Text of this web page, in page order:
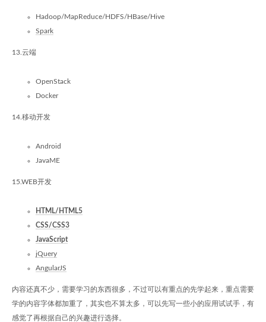
Hadoop/MapReduce/HDFS/HBase/Hive
Spark
13.云端
OpenStack
Docker
14.移动开发
Android
JavaME
15.WEB开发
HTML/HTML5
CSS/CSS3
JavaScript
jQuery
AngularJS
内容还真不少，需要学习的东西很多，不过可以有重点的先学起来，重点需要
学的内容字体都加重了，其实也不算太多，可以先写一些小的应用试试手，有
感觉了再根据自己的兴趣进行选择。